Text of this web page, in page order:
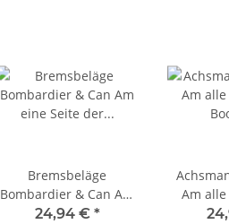
Bremsbeläge
Bombardier & Can Am
eine Seite der
24,94 € *
Am alle